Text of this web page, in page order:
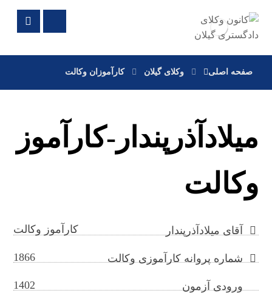
صفحه اصلی وکلای گیلان کارآموزان وکالت
میلادآذرپندار-کارآموز
وکالت
آقای میلادآذرپندار کارآموز وکالت
شماره پروانه کارآموزی وکالت 1866
ورودی آزمون 1402